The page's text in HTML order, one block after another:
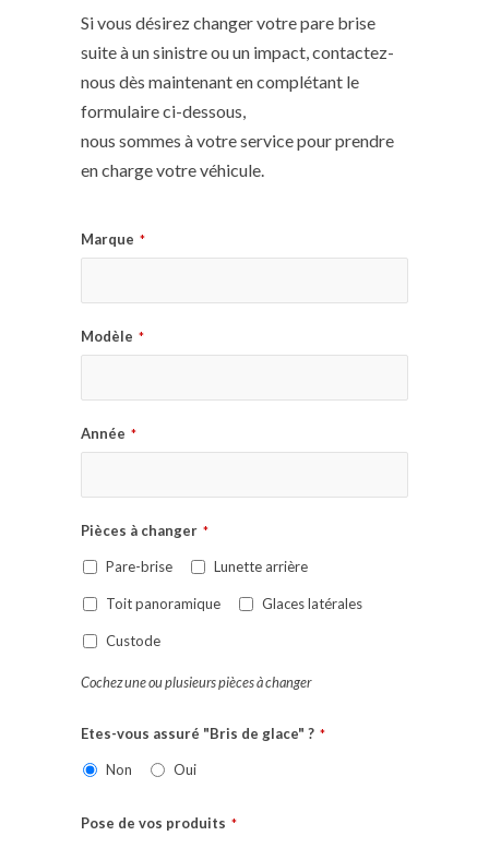
Si vous désirez changer votre pare brise
suite à un sinistre ou un impact, contactez-
nous dès maintenant en complétant le
formulaire ci-dessous,
nous sommes à votre service pour prendre
en charge votre véhicule.
Marque *
Modèle *
Année *
Pièces à changer *
Pare-brise Lunette arrière
Toit panoramique Glaces latérales
Custode
Cochez une ou plusieurs pièces à changer
Etes-vous assuré "Bris de glace" ? *
Non Oui
Pose de vos produits *